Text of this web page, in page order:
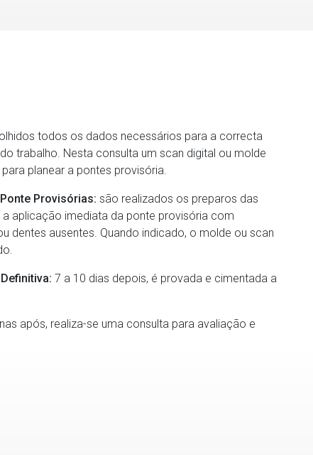
todos os dados necessários para a correcta
trabalho. Nesta consulta um scan digital ou molde
planear a pontes provisória.
Provisórias: são realizados os preparos das
a aplicação imediata da ponte provisória com
dentes ausentes. Quando indicado, o molde ou scan
7 a 10 dias depois, é provada e cimentada a
após, realiza-se uma consulta para avaliação e